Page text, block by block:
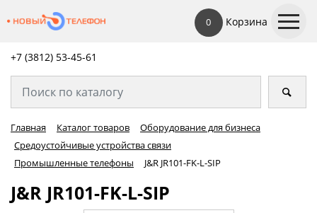
0 Корзина
+7 (3812) 53-45-61
Главная Каталог товаров
Оборудование для бизнеса
Средоустойчивые устройства связи
Промышленные телефоны
J&R JR101-FK-L-SIP
J&R JR101-FK-L-SIP